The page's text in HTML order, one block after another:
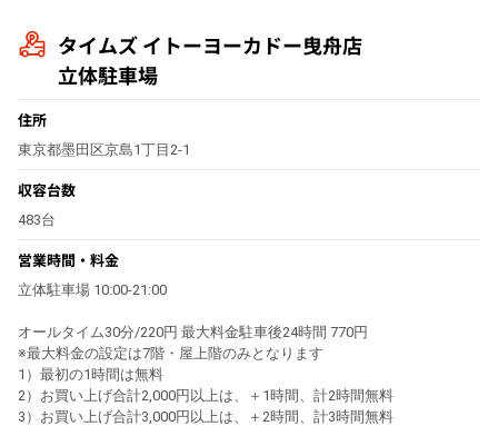
タイムズ イトーヨーカドー曳舟店
立体駐車場
住所
東京都墨田区京島1丁目2-1
収容台数
483台
営業時間・料金
立体駐車場 10:00‐21:00
オールタイム30分/220円 最大料金駐車後24時間 770円
※最大料金の設定は7階・屋上階のみとなります
1）最初の1時間は無料
2）お買い上げ合計2,000円以上は、＋1時間、計2時間無料
3）お買い上げ合計3,000円以上は、＋2時間、計3時間無料